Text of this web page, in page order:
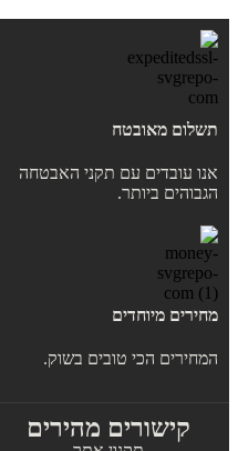
תשלום מאובטח
אנו עובדים עם תקני האבטחה
הגבוהים ביותר.
מחירים מיוחדים
המחירים הכי טובים בשוק.
קישורים מהירים